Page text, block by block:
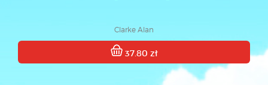
Clarke Alan
37.80 zł